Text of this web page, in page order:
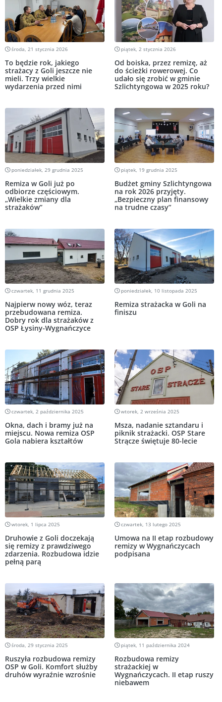
środa, 21 stycznia 2026
To będzie rok, jakiego
strażacy z Goli jeszcze nie
mieli. Trzy wielkie
wydarzenia przed nimi
piątek, 2 stycznia 2026
Od boiska, przez remizę, aż
do ścieżki rowerowej. Co
udało się zrobić w gminie
Szlichtyngowa w 2025 roku?
poniedziałek, 29 grudnia 2025
Remiza w Goli już po
odbiorze częściowym.
„Wielkie zmiany dla
strażaków”
piątek, 19 grudnia 2025
Budżet gminy Szlichtyngowa
na rok 2026 przyjęty.
„Bezpieczny plan finansowy
na trudne czasy”
czwartek, 11 grudnia 2025
Najpierw nowy wóz, teraz
przebudowana remiza.
Dobry rok dla strażaków z
OSP Łysiny-Wygnańczyce
poniedziałek, 10 listopada 2025
Remiza strażacka w Goli na
finiszu
czwartek, 2 października 2025
Okna, dach i bramy już na
miejscu. Nowa remiza OSP
Gola nabiera kształtów
wtorek, 2 września 2025
Msza, nadanie sztandaru i
piknik strażacki. OSP Stare
Strącze świętuje 80-lecie
wtorek, 1 lipca 2025
Druhowie z Goli doczekają
się remizy z prawdziwego
zdarzenia. Rozbudowa idzie
pełną parą
czwartek, 13 lutego 2025
Umowa na II etap rozbudowy
remizy w Wygnańczycach
podpisana
środa, 29 stycznia 2025
Ruszyła rozbudowa remizy
OSP w Goli. Komfort służby
druhów wyraźnie wzrośnie
piątek, 11 października 2024
Rozbudowa remizy
strażackiej w
Wygnańczycach. II etap ruszy
niebawem